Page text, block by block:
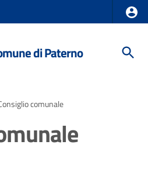
di Paterno
comunale